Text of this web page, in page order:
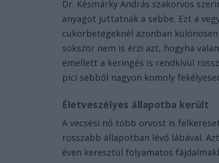
Dr. Késmárky András szakorvos
anyagot juttatnak a sebbe. Ezt a
cukorbetegeknél azonban
sokszor nem is érzi azt, hogyha
emellett a keringés is rendkívül
pici sebből nagyon komoly
Életveszélyes állapotba került
A vecsési nő több orvost is
rosszabb állapotban lévő lábával.
éven keresztül folyamatos